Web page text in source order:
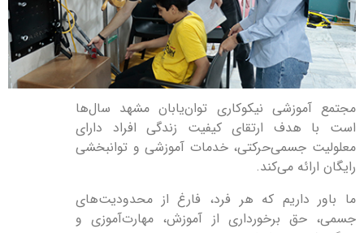
مجتمع آموزشی نیکوکاری توان‌یابان مشهد سال‌ها
است با هدف ارتقای کیفیت زندگی افراد دارای
معلولیت جسمی‌حرکتی، خدمات آموزشی و توانبخشی
رایگان ارائه می‌کند.
ما باور داریم که هر فرد، فارغ از محدودیت‌های
جسمی، حق برخورداری از آموزش، مهارت‌آموزی و